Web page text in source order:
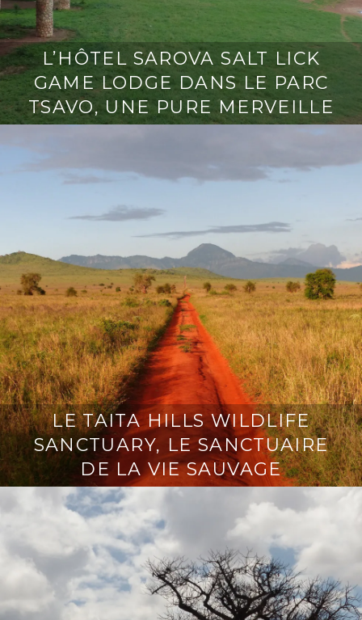
L’HÔTEL SAROVA SALT LICK
GAME LODGE DANS LE PARC
TSAVO, UNE PURE MERVEILLE
LE TAITA HILLS WILDLIFE
SANCTUARY, LE SANCTUAIRE
DE LA VIE SAUVAGE